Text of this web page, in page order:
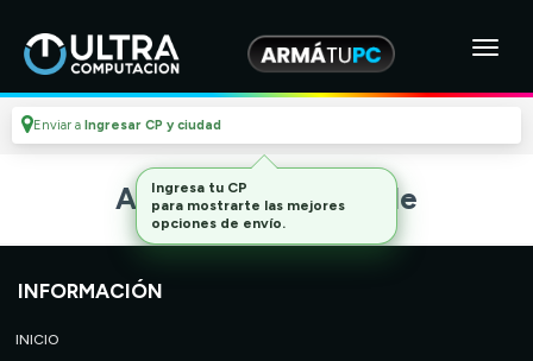
Enviar a Ingresar CP y ciudad
Artículo no disponible
INFORMACIÓN
INICIO
Ingresa tu CP
para mostrarte las mejores
opciones de envío.